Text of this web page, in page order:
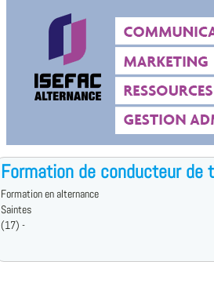
Formation de conducteur de
Formation en alternance
Saintes
(17) -